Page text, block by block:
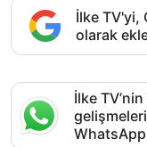
İlke TV'yi,
olarak
İlke
WhatsApp